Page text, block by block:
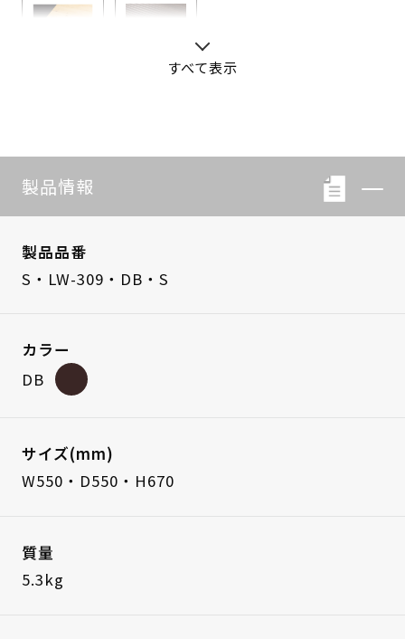
すべて表示
製品情報
製品品番
S・LW-309・DB・S
カラー
DB
サイズ(mm)
W550・D550・H670
質量
5.3kg